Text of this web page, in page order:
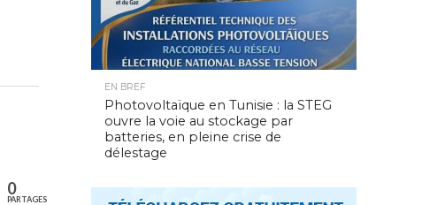
0
PARTAGES
EN BREF
Photovoltaïque en Tunisie : la STEG
ouvre la voie au stockage par
batteries, en pleine crise de
délestage